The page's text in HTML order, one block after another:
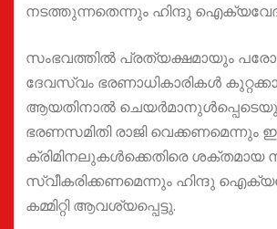
നടത്തുന്നതെന്നും ഹിന്ദു
സംഭവത്തിൽ പ്രത്യക്ഷമായും
ദേവസ്വം ഭരണാധികാരികൾ
ആയതിനാൽ
ഭരണസമിതി രാജി വെക്കണമെന്നും
ക്രിമിനലുകൾക്കെതിരെ ശക്തമായ
സ്വീകരിക്കണമെന്നും ഹിന്ദു
കമ്മിറ്റി ആവശ്യപ്പെട്ടു.